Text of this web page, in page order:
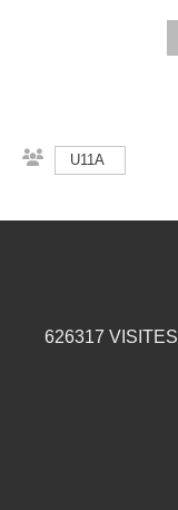
U11A
626317 VISITES